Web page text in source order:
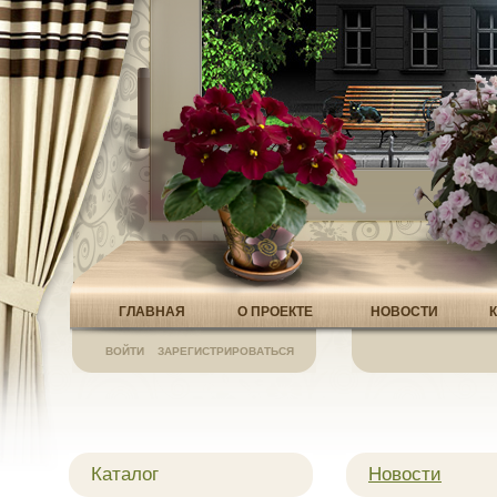
ВОЙТИ ЗАРЕГИСТРИРОВАТЬСЯ
ГЛАВНАЯ О ПРОЕКТЕ НОВОСТИ
Новости
Каталог